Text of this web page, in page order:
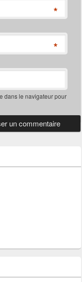
*
*
dans le navigateur pour